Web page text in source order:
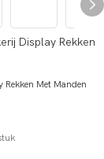
Display Rekken
Met Manden